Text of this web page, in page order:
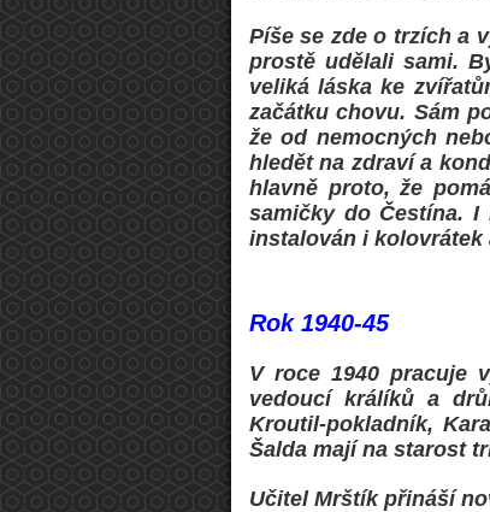
Píše se zde o trzích a
prostě udělali sami.
veliká láska ke
začátku chovu. Sám
že od nemocných
hledět na zdraví a
hlavně proto, že
samičky do Čestína. I
instalován i kolovrátek
Rok 1940-45
V roce 1940 pracuje
vedoucí králíků a
Kroutil-pokladník,
Šalda mají na starost
Učitel Mrštík přináší